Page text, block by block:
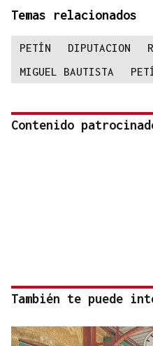
Temas relacionados
PETÍN DIPUTACION
MIGUEL BAUTISTA
Contenido
También te puede